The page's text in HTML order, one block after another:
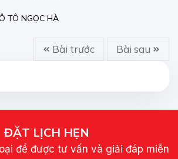
TÔ NGỌC HÀ
Bài trước Bài sau
ĐẶT LỊCH HẸN
để được tư vấn và giải đáp miễn